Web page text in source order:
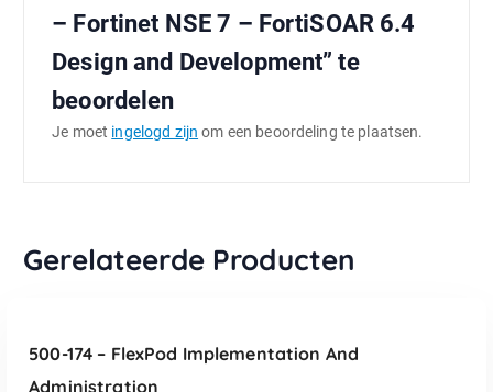
– Fortinet NSE 7 – FortiSOAR 6.4
Design and Development” te
beoordelen
Je moet ingelogd zijn om een beoordeling te plaatsen.
Gerelateerde Producten
500-174 – FlexPod Implementation And
Administration